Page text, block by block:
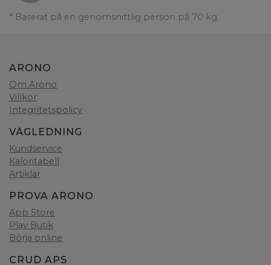
* Baserat på en genomsnittlig person på 70 kg.
ARONO
Om Arono
Villkor
Integritetspolicy
VÄGLEDNING
Kundservice
Kaloritabell
Artiklar
PROVA ARONO
App Store
Play Butik
Börja online
CRUD APS